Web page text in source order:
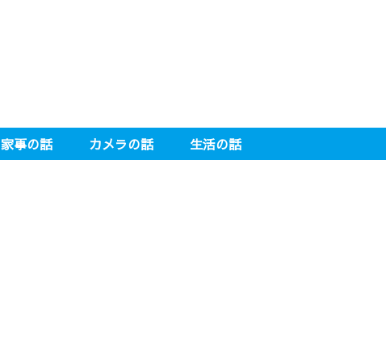
家事の話 カメラの話 生活の話